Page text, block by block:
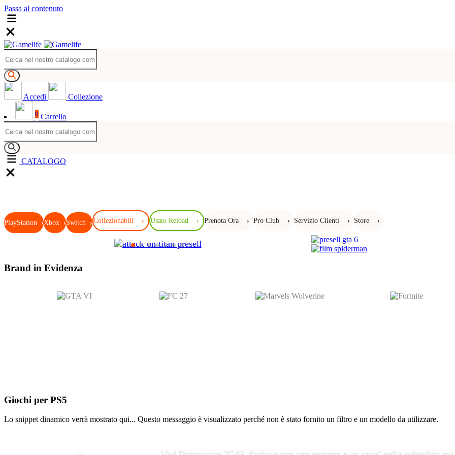
Passa al contenuto
Accedi Collezione
0 Carrello
CATALOGO
PlayStation ›Xbox ›Switch ›Collezionabili › Usato Reload › Prenota Ora › Pro Club › Servizio Clienti › Store ›
Brand in Evidenza
Giochi per PS5
Lo snippet dinamico verrà mostrato qui... Questo messaggio è visualizzato perché non è stato fornito un filtro e un modello da utilizzare.